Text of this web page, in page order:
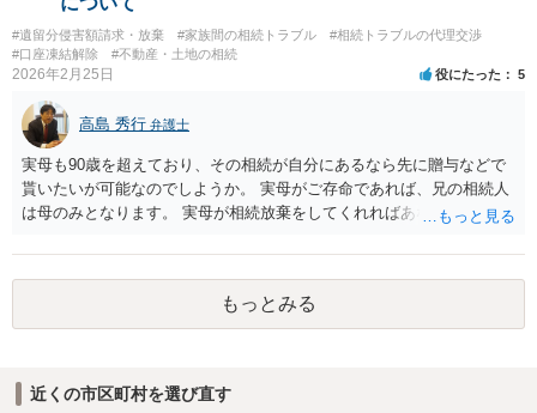
#遺留分侵害額請求・放棄 #家族間の相続トラブル
#相続トラブルの代理交渉
#口座凍結解除
#不動産・土地の相続
2026年2月25日 役にたった 5
高島 秀行 弁護士
実母も90歳を超えており、その相続が自分にあるなら先に贈与などで
貰いたいが可能なのでしようか。 実母がご存命であれば、兄の相続人
は母のみとなります。 実母が相続放棄をしてくれればあなた方兄弟及
ないと思います。
もっとみる
近くの市区町村を選び直す